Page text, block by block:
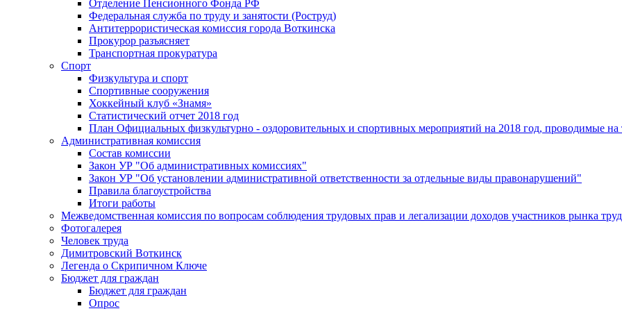
Отделение Пенсионного Фонда РФ
Федеральная служба по труду и занятости (Роструд)
Антитеррористическая комиссия города Воткинска
Прокурор разъясняет
Транспортная прокуратура
Спорт
Физкультура и спорт
Спортивные сооружения
Хоккейный клуб «Знамя»
Статистический отчет 2018 год
План Официальных физкультурно - оздоровительных и спортивных мероприятий на 2018 год, проводимые
Административная комиссия
Состав комиссии
Закон УР "Об административных комиссиях"
Закон УР "Об установлении административной ответственности за отдельные виды правонарушений"
Правила благоустройства
Итоги работы
Межведомственная комиссия по вопросам соблюдения трудовых прав и легализации доходов участников рынка
Фотогалерея
Человек труда
Димитровский Воткинск
Легенда о Скрипичном Ключе
Бюджет для граждан
Бюджет для граждан
Опрос